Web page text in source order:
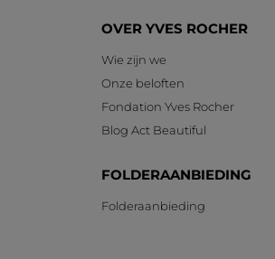
OVER YVES ROCHER
Wie zijn we
Onze beloften
Fondation Yves Rocher
Blog Act Beautiful
FOLDERAANBIEDING
Folderaanbieding